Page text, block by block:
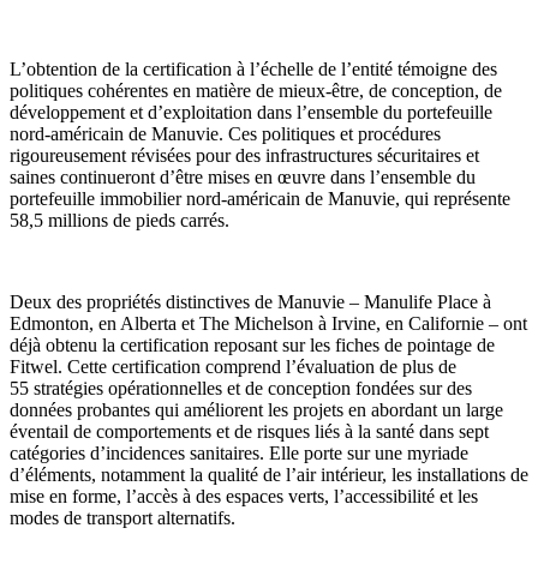
L’obtention de la certification à l’échelle de l’entité témoigne des
politiques cohérentes en matière de mieux-être, de conception, de
développement et d’exploitation dans l’ensemble du portefeuille
nord-américain de Manuvie. Ces politiques et procédures
rigoureusement révisées pour des infrastructures sécuritaires et
saines continueront d’être mises en œuvre dans l’ensemble du
portefeuille immobilier nord-américain de Manuvie, qui représente
58,5 millions de pieds carrés.
Deux des propriétés distinctives de Manuvie – Manulife Place à
Edmonton, en Alberta et The Michelson à Irvine, en Californie – ont
déjà obtenu la certification reposant sur les fiches de pointage de
Fitwel. Cette certification comprend l’évaluation de plus de
55 stratégies opérationnelles et de conception fondées sur des
données probantes qui améliorent les projets en abordant un large
éventail de comportements et de risques liés à la santé dans sept
catégories d’incidences sanitaires. Elle porte sur une myriade
d’éléments, notamment la qualité de l’air intérieur, les installations de
mise en forme, l’accès à des espaces verts, l’accessibilité et les
modes de transport alternatifs.